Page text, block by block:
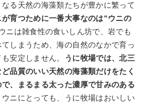
る天然の海藻類たちが豊かに繁って
が育つために一番大事なのは“ウニの
ニは雑食性の食いしん坊で、岩でも
しまうため、海の自然のなかで育っ
安定しません。
うに牧場では、北三
品質のいい天然の海藻類だけをたく
、まるまる太った濃厚で甘みのある
ウニにとっても、うに牧場はおいしい